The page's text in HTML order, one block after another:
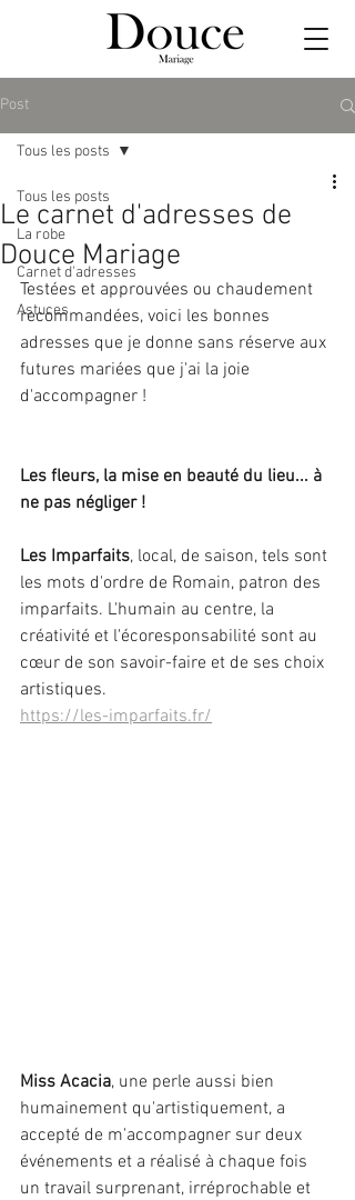
Post
Tous les posts
La robe
Carnet d'adresses
Astuces
Tous les posts
Le carnet d'adresses de
Douce Mariage
Testées et approuvées ou chaudement
recommandées, voici les bonnes
adresses que je donne sans réserve aux
futures mariées que j'ai la joie
d'accompagner !
Les fleurs, la mise en beauté du lieu... à
ne pas négliger !
Les Imparfaits, local, de saison, tels sont
les mots d'ordre de Romain, patron des
imparfaits. L'humain au centre, la
créativité et l'écoresponsabilité sont au
cœur de son savoir-faire et de ses choix
artistiques.
https://les-imparfaits.fr/
Miss Acacia, une perle aussi bien
humainement qu'artistiquement, a
accepté de m'accompagner sur deux
événements et a réalisé à chaque fois
un travail surprenant, irréprochable et